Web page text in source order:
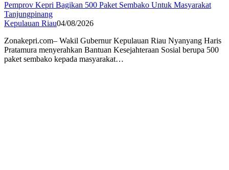
Pemprov Kepri Bagikan 500 Paket Sembako Untuk Masyarakat
Tanjungpinang
Kepulauan Riau04/08/2026
Zonakepri.com– Wakil Gubernur Kepulauan Riau Nyanyang Haris
Pratamura menyerahkan Bantuan Kesejahteraan Sosial berupa 500
paket sembako kepada masyarakat…